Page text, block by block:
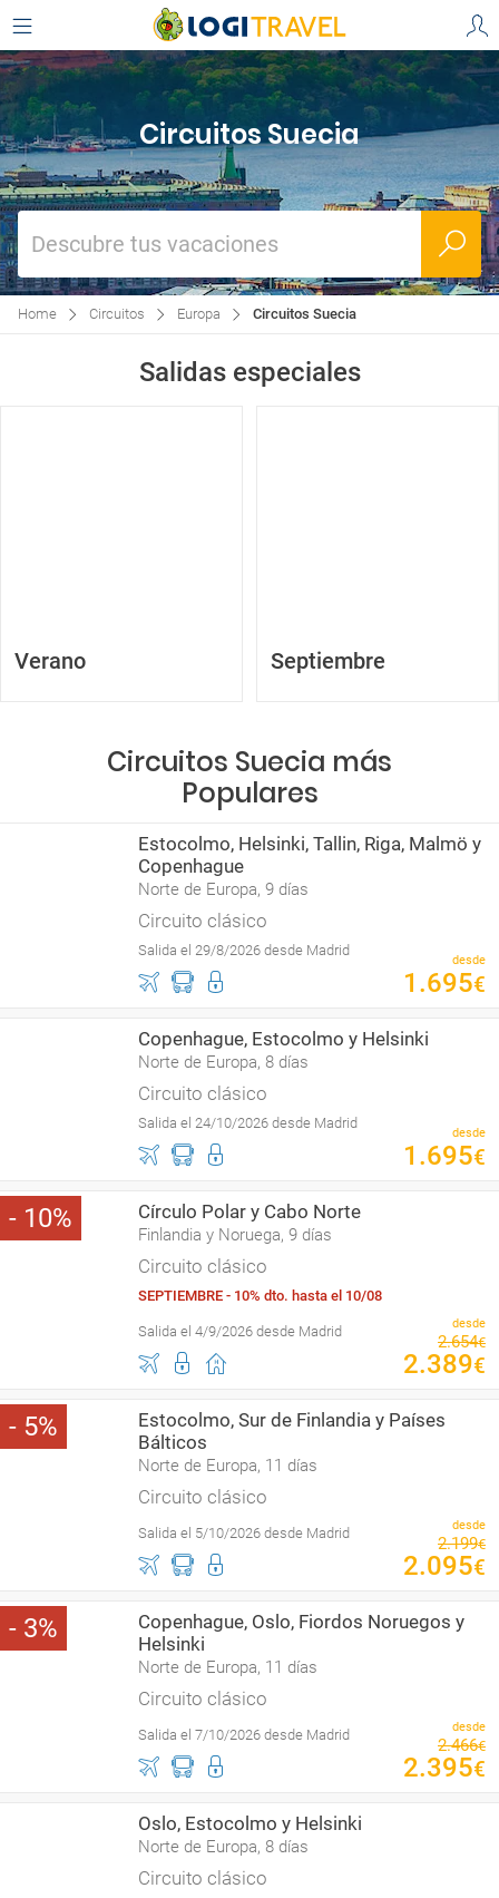
Circuitos Suecia
Descubre tus vacaciones
Home Circuitos Europa Circuitos Suecia
Salidas especiales
Verano Septiembre
Circuitos Suecia más
Populares
Estocolmo, Helsinki, Tallin, Riga, Malmö y
Copenhague
Norte de Europa, 9 días
Circuito clásico
Salida el 29/8/2026 desde Madrid
desde
1 .695€
Copenhague, Estocolmo y Helsinki
Norte de Europa, 8 días
Circuito clásico
Salida el 24/10/2026 desde Madrid
desde
1 .695€
10 Círculo Polar y Cabo Norte
Finlandia y Noruega, 9 días
Circuito clásico
SEPTIEMBRE - 10% dto. hasta el 10/08
Salida el 4/9/2026 desde Madrid desde
2.654€
2.389€
5
Estocolmo, Sur de Finlandia y Países
Bálticos
Norte de Europa, 11 días
Circuito clásico
Salida el 5/10/2026 desde Madrid desde
2.199€
2.095€
3
Copenhague, Oslo, Fiordos Noruegos y
Helsinki
Norte de Europa, 11 días
Circuito clásico
Salida el 7/10/2026 desde Madrid desde
2.466€
2.395€
Oslo, Estocolmo y Helsinki
Norte de Europa, 8 días
Circuito clásico